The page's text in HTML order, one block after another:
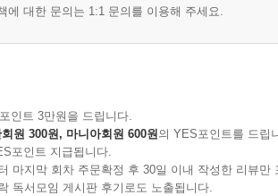
대한 문의는 1:1 문의를 이용해 주세요.
인트 3만원을 드립니다.
회원 300원, 마니아회원 600원의 YES포인트를 드립
포인트 지급됩니다.
마지막 회차 주문확정 후 30일 이내 작성한 리뷰만
독서모임 게시판 후기로도 노출됩니다.